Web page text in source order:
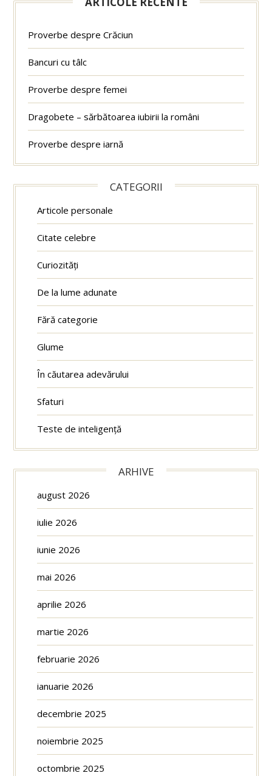
Proverbe despre Crăciun
Bancuri cu tâlc
Proverbe despre femei
Dragobete – sărbătoarea iubirii la români
Proverbe despre iarnă
CATEGORII
Articole personale
Citate celebre
Curiozități
De la lume adunate
Fără categorie
Glume
În căutarea adevărului
Sfaturi
Teste de inteligență
ARHIVE
august 2026
iulie 2026
iunie 2026
mai 2026
aprilie 2026
martie 2026
februarie 2026
ianuarie 2026
decembrie 2025
noiembrie 2025
octombrie 2025